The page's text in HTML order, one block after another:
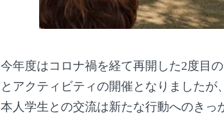
今年度はコロナ禍を経て再開した2度目
とアクティビティの開催となりましたが
本人学生との交流は新たな行動へのきっ